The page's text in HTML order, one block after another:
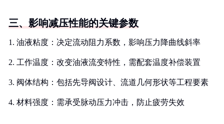
三、影响减压性能的关键参数
1. 油液粘度：决定流动阻力系数，影响压力降曲线斜率
2. 工作温度：改变油液流变特性，需配套温度补偿装置
3. 阀体结构：包括先导阀设计、流道几何形状等工程要素
4. 材料强度：需承受脉动压力冲击，防止疲劳失效